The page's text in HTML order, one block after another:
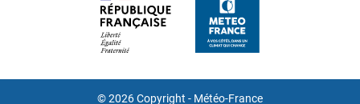
© 2026 Copyright - Météo-France